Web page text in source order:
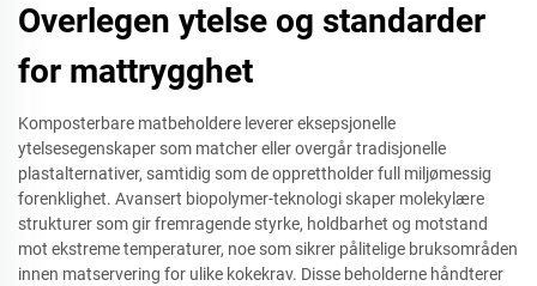
Overlegen ytelse og standarder
for mattrygghet
Komposterbare matbeholdere leverer eksepsjonelle
ytelsesegenskaper som matcher eller overgår tradisjonelle
plastalternativer, samtidig som de opprettholder full miljømessig
forenklighet. Avansert biopolymer-teknologi skaper molekylære
strukturer som gir fremragende styrke, holdbarhet og motstand
mot ekstreme temperaturer, noe som sikrer pålitelige bruksområden
innen matservering for ulike kokekrav. Disse beholderne håndterer